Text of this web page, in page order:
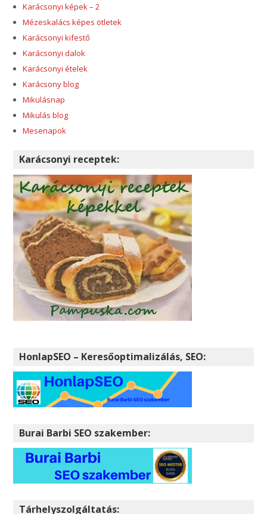
Karácsonyi képek – 2
Mézeskalács képes ötletek
Karácsonyi kifestő
Karácsonyi dalok
Karácsonyi ételek
Karácsony blog
Mikulásnap
Mikulás blog
Mesenapok
Karácsonyi receptek:
HonlapSEO – Keresőoptimalizálás, SEO:
Burai Barbi SEO szakember:
Tárhelyszolgáltatás: